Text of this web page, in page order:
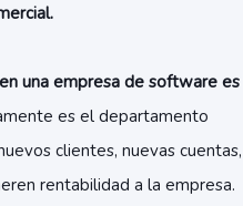
una empresa de software es
es el departamento
clientes, nuevas cuentas,
rentabilidad a la empresa.